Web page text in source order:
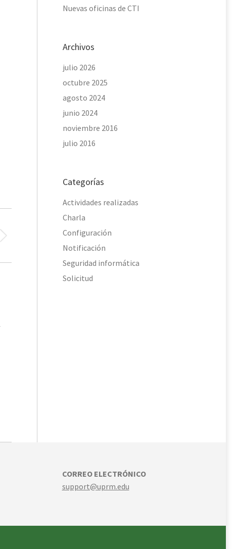
Nuevas oficinas de CTI
Archivos
julio 2026
octubre 2025
agosto 2024
junio 2024
noviembre 2016
julio 2016
Categorías
Actividades realizadas
Charla
Configuración
Notificación
Seguridad informática
Solicitud
CORREO ELECTRÓNICO
support@uprm.edu